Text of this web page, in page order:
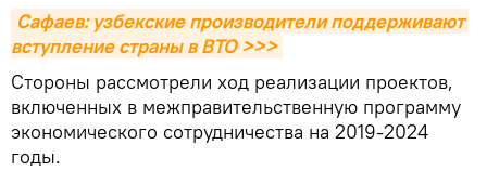
Сафаев: узбекские производители поддерживают
вступление страны в ВТО >>>
Стороны рассмотрели ход реализации проектов,
включенных в межправительственную программу
экономического сотрудничества на 2019-2024
годы.